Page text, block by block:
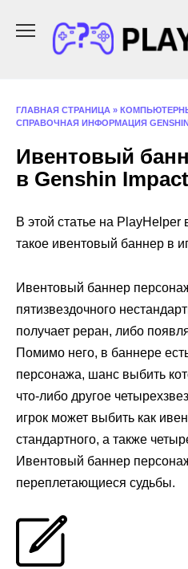
содержанию
ГЛАВНАЯ СТРАНИЦА »
СПРАВОЧНАЯ ИНФОРМАЦИЯ GENSHIN
Ивентовый
в Genshin Impact
В этой статье на PlayHelper
такое ивентовый баннер в
Ивентовый баннер
пятизвездочного
получает реран, либо
Помимо него, в баннере
персонажа, шанс выбить
что-либо другое
игрок может выбить как
стандартного, а также
Ивентовый баннер
переплетающиеся судьбы.